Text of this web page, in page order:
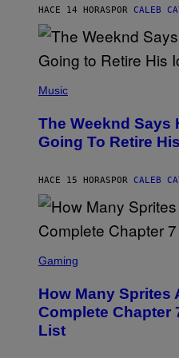
E
)
M
O
E
N
E
D
E
R
E
T
I
M
G
)
HACE 14 HORAS POR CALEB
P
O
B
E
D
R
B
C
E
R
A
/
G
Music
The Weeknd Says
Going To Retire
HACE 15 HORAS POR CALEB
C
E
N
S
Gaming
How Many Sprites
Complete Chapter
List